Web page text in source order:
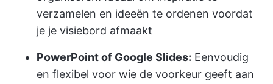
verzamelen en ideeën te ordenen voordat
je je visiebord afmaakt
PowerPoint of Google Slides: Eenvoudig
en flexibel voor wie de voorkeur geeft aan